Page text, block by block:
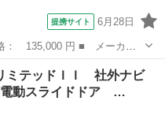
提携サイト 6月28日
グレード名： ＸＳ バッ
Ｃ Ｂｌｕｅｔｏｏｔｈ
ミテッドＩＩ 社外ナビ
動スライドドア …